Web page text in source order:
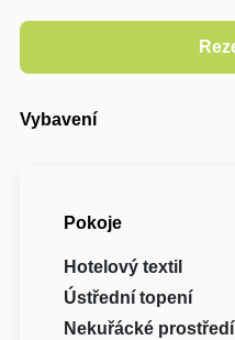
Vybavení
Pokoje
Hotelový textil
Ústřední topení
Nekuřácké prostředí